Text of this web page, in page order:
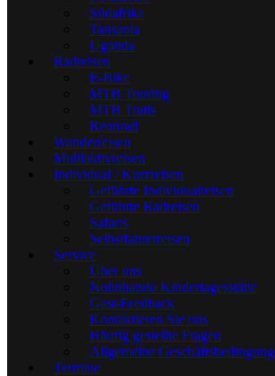
Südafrika
Tansania
Uganda
Radreisen
E-Bike
MTB Touring
MTB Trails
Rennrad
Wanderreisen
Multiaktivreisen
Individual / Kurzreisen
Geführte Individualreisen
Geführte Radreisen
Safaris
Selbstfahrerreisen
Service
Über uns
Noluthando Kindertagesstätte
Gast-Feedback
Kontaktieren Sie uns
Häufig gestellte Fragen
Allgemeine
Termine